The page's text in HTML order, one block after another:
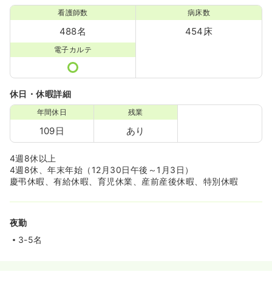
看護師数
488名
病床数
454床
電子カルテ
休日・休暇詳細
年間休日
109日
残業
あり
4週8休以上
4週8休、年末年始（12月30日午後～1月3日）
慶弔休暇、有給休暇、育児休業、産前産後休暇、特別休暇
夜勤
3-5名